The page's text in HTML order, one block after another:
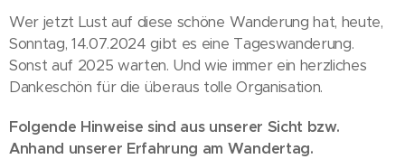
Wer jetzt Lust auf diese schöne Wanderung hat, heute,
Sonntag, 14.07.2024 gibt es eine Tageswanderung.
Sonst auf 2025 warten. Und wie immer ein herzliches
Dankeschön für die überaus tolle Organisation.
Folgende Hinweise sind aus unserer Sicht bzw.
Anhand unserer Erfahrung am Wandertag.